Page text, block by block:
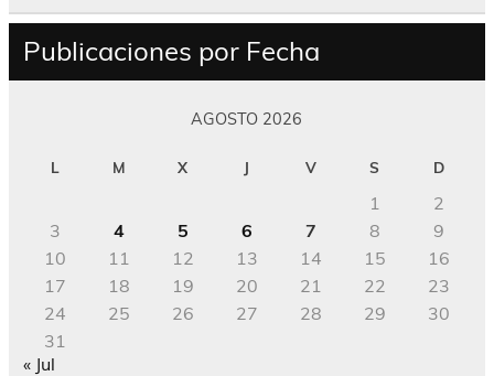
Publicaciones por Fecha
AGOSTO 2026
L M X J V S D
1
2
3
4 5 6 7 8
9
10
11 12 13 14 15
16
17
18 19 20 21 22
23
24
25 26 27 28 29
30
31
« Jul